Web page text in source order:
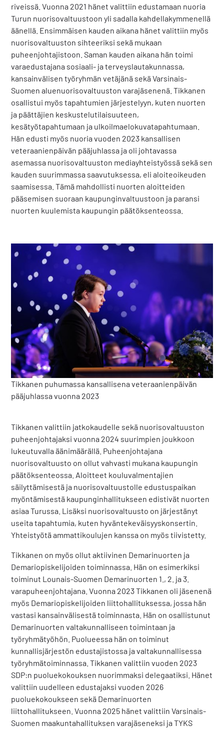
riveissä. Vuonna 2021 hänet valittiin edustamaan nuoria
Turun nuorisovaltuustoon yli sadalla kahdellakymmenellä
äänellä. Ensimmäisen kauden aikana hänet valittiin myös
nuorisovaltuuston sihteeriksi sekä mukaan
puheenjohtajistoon. Saman kauden aikana hän toimi
varaedustajana sosiaali- ja terveyslautakunnassa,
kansainvälisen työryhmän vetäjänä sekä Varsinais-
Suomen aluenuorisovaltuuston varajäsenenä. Tikkanen
osallistui myös tapahtumien järjestelyyn, kuten nuorten
ja päättäjien keskustelutilaisuuteen,
kesätyötapahtumaan ja ulkoilmaelokuvatapahtumaan.
Hän edusti myös nuoria vuoden 2023 kansallisen
veteraanienpäivän pääjuhlassa ja oli johtavassa
asemassa nuorisovaltuuston mediayhteistyössä sekä sen
kauden suurimmassa saavutuksessa, eli aloiteoikeuden
saamisessa. Tämä mahdollisti nuorten aloitteiden
pääsemisen suoraan kaupunginvaltuustoon ja paransi
nuorten kuulemista kaupungin päätöksenteossa.
Tikkanen puhumassa kansallisena veteraanienpäivän
pääjuhlassa vuonna 2023
Tikkanen valittiin jatkokaudelle sekä nuorisovaltuuston
puheenjohtajaksi vuonna 2024 suurimpien joukkoon
lukeutuvalla äänimäärällä. Puheenjohtajana
nuorisovaltuusto on ollut vahvasti mukana kaupungin
päätöksenteossa. Aloitteet kouluvalmentajien
säilyttämisestä ja nuorisovaltuustolle edustuspaikan
myöntämisestä kaupunginhallitukseen edistivät nuorten
asiaa Turussa. Lisäksi nuorisovaltuusto on järjestänyt
useita tapahtumia, kuten hyväntekeväisyyskonsertin.
Yhteistyötä ammattikoulujen kanssa on myös tiivistetty.
Tikkanen on myös ollut aktiivinen Demarinuorten ja
Demariopiskelijoiden toiminnassa. Hän on esimerkiksi
toiminut Lounais-Suomen Demarinuorten 1., 2. ja 3.
varapuheenjohtajana. Vuonna 2023 Tikkanen oli jäsenenä
myös Demariopiskelijoiden liittohallituksessa, jossa hän
vastasi kansainvälisestä toiminnasta. Hän on osallistunut
Demarinuorten valtakunnalliseen toimintaan ja
työryhmätyöhön. Puolueessa hän on toiminut
kunnallisjärjestön edustajistossa ja valtakunnallisessa
työryhmätoiminnassa. Tikkanen valittiin vuoden 2023
SDP:n puoluekokouksen nuorimmaksi delegaatiksi. Hänet
valittiin uudelleen edustajaksi vuoden 2026
puoluekokoukseen sekä Demarinuorten
liittohallitukseen. Vuonna 2025 hänet valittiin Varsinais-
Suomen maakuntahallituksen varajäseneksi ja TYKS